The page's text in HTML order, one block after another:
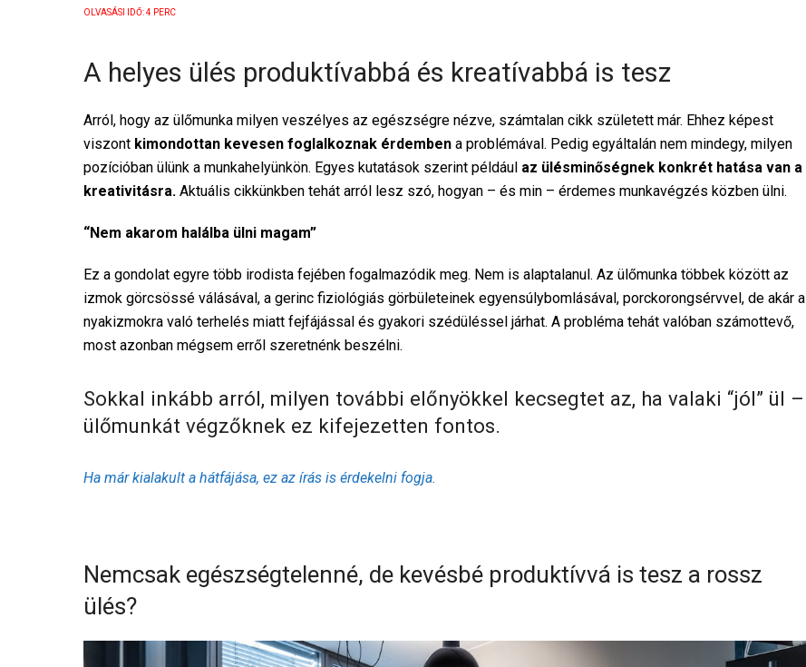
OLVASÁSI IDŐ:4 PERC
A helyes ülés produktívabbá és kreatívabbá is tesz
Arról, hogy az ülőmunka milyen veszélyes az egészségre nézve, számtalan cikk született már. Ehhez képest
viszont kimondottan kevesen foglalkoznak érdemben a problémával. Pedig egyáltalán nem mindegy, milyen
pozícióban ülünk a munkahelyünkön. Egyes kutatások szerint például az ülésminőségnek konkrét hatása van a
kreativitásra. Aktuális cikkünkben tehát arról lesz szó, hogyan – és min – érdemes munkavégzés közben ülni.
“Nem akarom halálba ülni magam”
Ez a gondolat egyre több irodista fejében fogalmazódik meg. Nem is alaptalanul. Az ülőmunka többek között az
izmok görcsössé válásával, a gerinc fiziológiás görbületeinek egyensúlybomlásával, porckorongsérvvel, de akár a
nyakizmokra való terhelés miatt fejfájással és gyakori szédüléssel járhat. A probléma tehát valóban számottevő,
most azonban mégsem erről szeretnénk beszélni.
Sokkal inkább arról, milyen további előnyökkel kecsegtet az, ha valaki “jól” ül –
ülőmunkát végzőknek ez kifejezetten fontos.
Ha már kialakult a hátfájása, ez az írás is érdekelni fogja.
Nemcsak egészségtelenné, de kevésbé produktívvá is tesz a rossz
ülés?